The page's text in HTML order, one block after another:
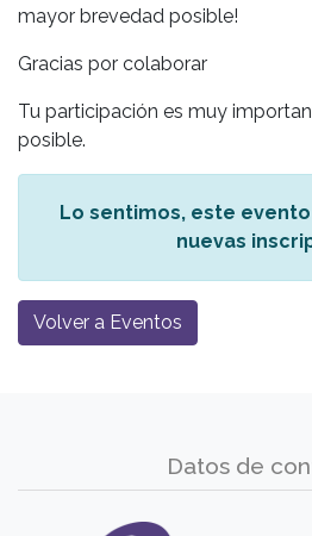
mayor brevedad posible!
Gracias por colaborar
Tu participación es muy
posible.
Lo sentimos, este
nuevas
Volver a Eventos
Datos de